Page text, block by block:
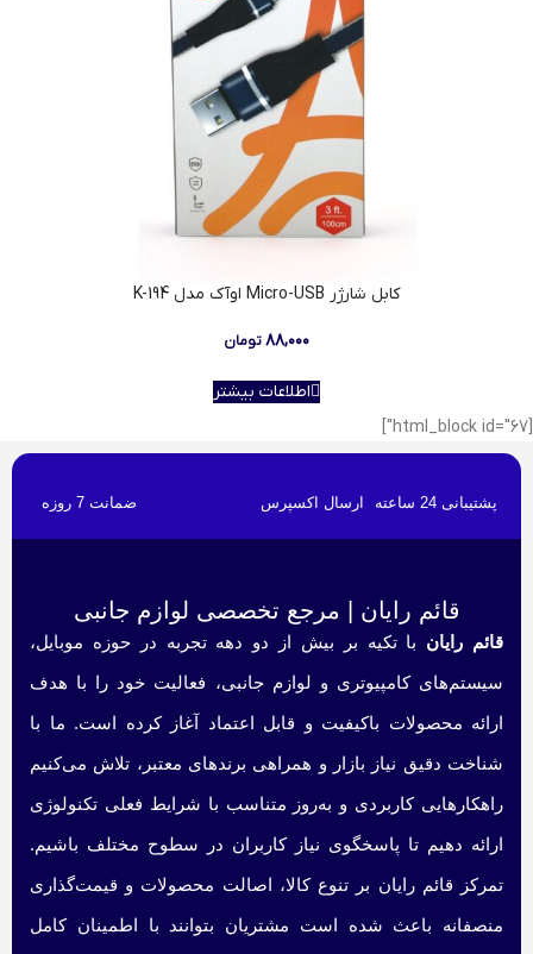
کابل شارژر Micro-USB اوآک مدل K-194
۸۸,۰۰۰تومان
اطلاعات بیشتر
[html_block id="67"]
پشتیبانی 24 ساعته ارسال اکسپرس ضمانت 7 روزه
قائم رایان | مرجع تخصصی لوازم جانبی
قائم رایان با تکیه بر بیش از دو دهه تجربه در حوزه موبایل،
سیستم‌های کامپیوتری و لوازم جانبی، فعالیت خود را با هدف
ارائه محصولات باکیفیت و قابل اعتماد آغاز کرده است. ما با
شناخت دقیق نیاز بازار و همراهی برندهای معتبر، تلاش می‌کنیم
راهکارهایی کاربردی و به‌روز متناسب با شرایط فعلی تکنولوژی
ارائه دهیم تا پاسخگوی نیاز کاربران در سطوح مختلف باشیم.
تمرکز قائم رایان بر تنوع کالا، اصالت محصولات و قیمت‌گذاری
منصفانه باعث شده است مشتریان بتوانند با اطمینان کامل